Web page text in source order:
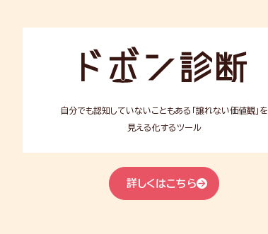
ド
ボ
自分でも認知していないこともある「譲れない価値観」を
見える化するツール
詳しくはこちら